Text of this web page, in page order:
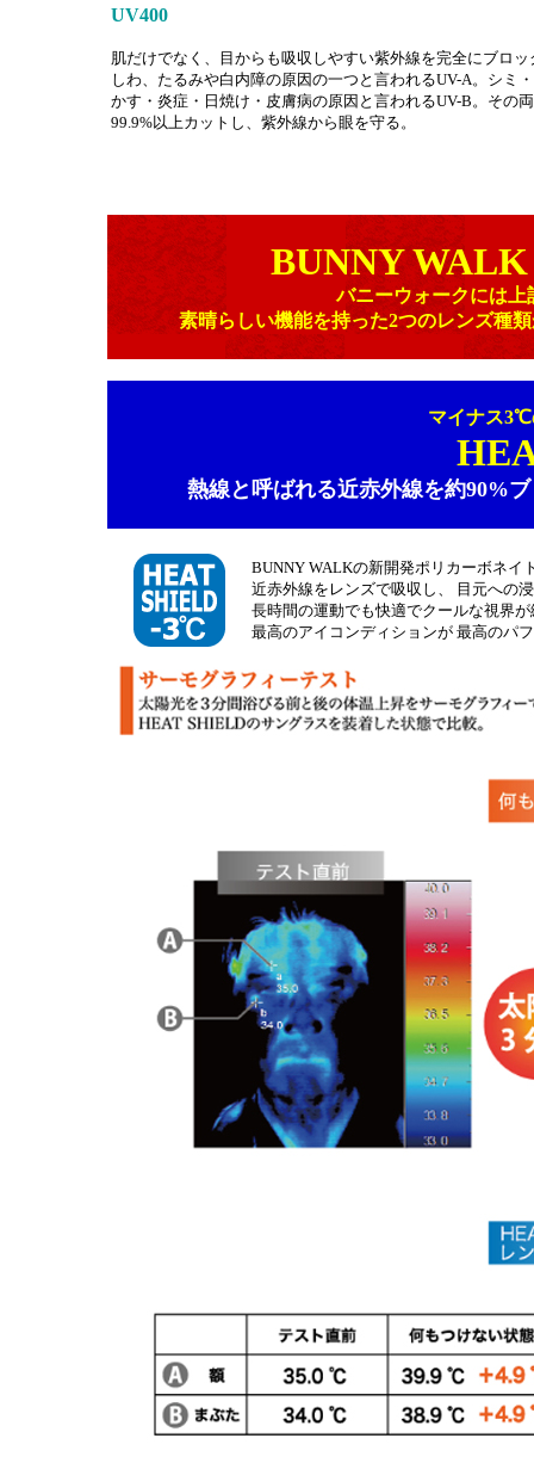
UV400
肌だけでなく、目からも吸収しやすい紫外線を完全にブロッ
しわ、たるみや白内障の原因の一つと言われるUV-A。シミ
かす・炎症・日焼け・皮膚病の原因と言われるUV-B。その
99.9%以上カットし、紫外線から眼を守る。
BUNNY
バニーウォークには
素晴らしい機能を持った2つのレンズ種
マイナス3℃
熱線と呼ばれる近赤外線を約90%
BUNNY WALKの新開発ポリカーボネイ
近赤外線をレンズで吸収し、 目元への
長時間の運動でも快適でクールな視界が
最高のアイコンディションが 最高のパ